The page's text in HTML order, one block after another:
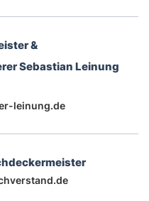
&
Sebastian Leinung
leinung.de